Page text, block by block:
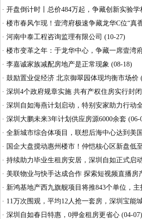
· 开盘倒计时丨总价484万起，争藏创新实验学
· 楼市春风乍现！壹湾府极速争藏龙华C位“真
· 河南中泰工程咨询监理有限公司 (10-27)
· 楼市变革之年：于龙华中心，争藏一席壹湾
· 李嘉诚家族减配房地产是正常现象 (08-18)
· 鼓励置业促经济 北京御翠园体现均衡市场价
· 深圳4个政府规章实施 共有产权住房实行封
· 深圳自如海燕计划启动，特别安家助力行动
· 深圳大鹏未来3年计划供应房源6000余套 (06-
· 全新城市综合体项目，联想后海中心达到美
· 国企大盘搅动惠州楼市！仲恺核心区新盘低
· 持续助力毕业生租房安居，深圳自如正式启
· 美联物业与快手达成合作 探索短视频直播房
· 新鸿基地产西九旗舰项目将推843个单位，
· 11万次围观，平均12人抢一套房，深圳宝能
· 深圳自如春日特惠，0押金租房更省心 (04-07)